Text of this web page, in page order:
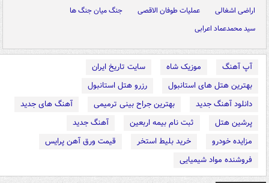
اراضی اشغالی
عملیات طوفان الاقصی
جنگ میان جنگ ها
سید محمدعماد اعرابی
آپ آهنگ موزیک شاه
سایت تاریخ ایران
بهترین هتل های استانبول
رزرو هتل استانبول
دانلود آهنگ جدید
بهترین جراح بینی ترمیمی
آهنگ های جدید
پرشین هتل
ثبت نام بیمه اربعین
آهنگ جدید
مزایده خودرو
خرید بلیط استخر
قیمت ورق آهن پرایس
فروشنده مواد شیمیایی